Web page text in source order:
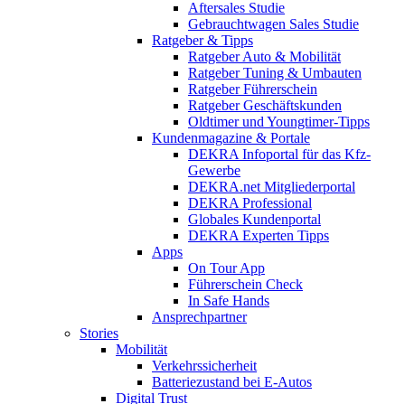
Aftersales Studie
Gebrauchtwagen Sales Studie
Ratgeber & Tipps
Ratgeber Auto & Mobilität
Ratgeber Tuning & Umbauten
Ratgeber Führerschein
Ratgeber Geschäftskunden
Oldtimer und Youngtimer-Tipps
Kundenmagazine & Portale
DEKRA Infoportal für das Kfz-
Gewerbe
DEKRA.net Mitgliederportal
DEKRA Professional
Globales Kundenportal
DEKRA Experten Tipps
Apps
On Tour App
Führerschein Check
In Safe Hands
Ansprechpartner
Stories
Mobilität
Verkehrssicherheit
Batteriezustand bei E-Autos
Digital Trust